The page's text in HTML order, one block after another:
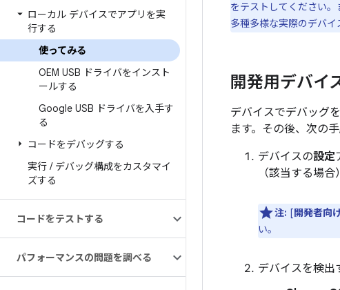
ローカル デバイスでアプリを実
行する
使ってみる
OEM USB ドライバをインスト
ールする
Google USB ドライバを入手す
る
コードをデバッグする
実行 /デバッグ構成をカスタマイ
ズする
コードをテストする
パフォーマンスの問題を調べる
をテストしてください。
多種多様な実際のデバイ
開発用デバイ
デバイスでデバッグ
ます。その後、次の手
デバイスの設定
（該当する場合
注: [開発者向
い。
デバイスを検出